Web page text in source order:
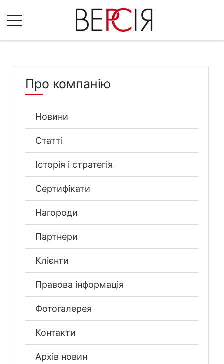
Про компанію
Новини
Статті
Історія і стратегія
Сертифікати
Нагороди
Партнери
Клієнти
Правова інформація
Фотогалерея
Контакти
Архів новин